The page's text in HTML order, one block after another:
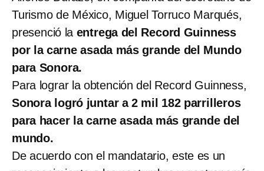
Turismo de México, Miguel Torruco Marqués,
presenció la entrega del Record Guinness
por la carne asada más grande del Mundo
para Sonora.
Para lograr la obtención del Record Guinness,
Sonora logró juntar a 2 mil 182 parrilleros
para hacer la carne asada más grande del
mundo.
De acuerdo con el mandatario, este es un